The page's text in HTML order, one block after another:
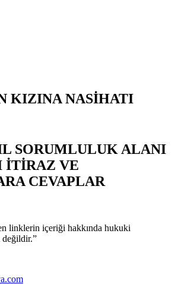
KIZINA NASİHATI
SORUMLULUK ALANI
İTİRAZ VE
CEVAPLAR
linklerin içeriği hakkında hukuki
değildir.”